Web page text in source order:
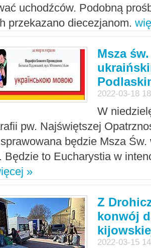
uchodźców. Podobną
przekazano diecezjanom.
Msza
2022-03-18
W
pw. Najświętszej
będzie Msza Św.
Będzie to Eucharystia w
»
Z
konwój
2022-03-15